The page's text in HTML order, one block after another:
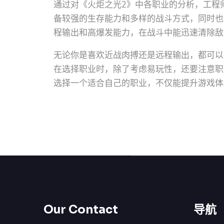
通过对《火炬之光2》中各职业的分析，工
备较强的生存能力和多样的战斗方式，同时
程输出和高爆发能力，在战斗中能迅速清除
无论你是喜欢近战肉搏还是远程输出，都可
在选择职业时，除了考虑易玩性，还要注意
选择一个适合自己的职业，不仅能提升游戏
Our Contact 导航